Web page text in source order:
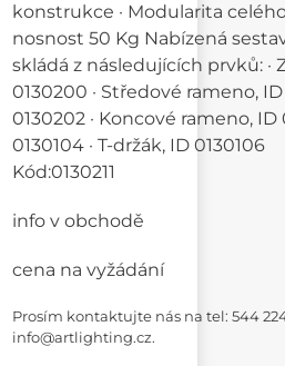
konstrukce · Modularita
nosnost 50 Kg Nabízená
skládá z následujících prvků: ·
0130200 · Středové rameno,
0130202 · Koncové rameno, ID
0130104 · T-držák, ID 0130106
Kód:0130211
info v obchodě
cena na vyžádání
Prosím kontaktujte nás natel: 544
info@artlighting.cz.